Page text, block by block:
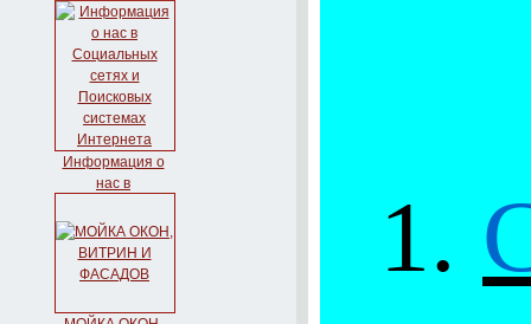
1.
ПРОТИВОПОЖАРНЫЕ
ДВЕРИ И
ВОРОТА -
СТЕКЛО,
МЕТАЛЛ
Информация о
нас в
сетях и
Поисковых
системах